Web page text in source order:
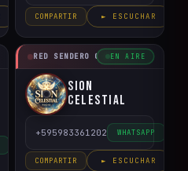
COMPARTIR ► ESCUCHAR
RED SENDERO CRISTIANO
EN AIRE
Sion
Celestial
+595983361202 WHATSAPP
COMPARTIR ► ESCUCHAR